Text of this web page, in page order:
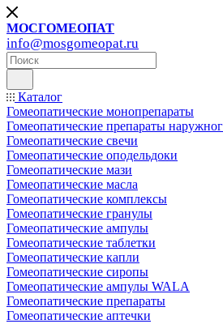
МОСГОМЕОПАТ
info@mosgomeopat.ru
Каталог
Гомеопатические монопрепараты
Гомеопатические препараты
Гомеопатические свечи
Гомеопатические оподельдоки
Гомеопатические мази
Гомеопатические масла
Гомеопатические комплексы
Гомеопатические гранулы
Гомеопатические ампулы
Гомеопатические таблетки
Гомеопатические капли
Гомеопатические сиропы
Гомеопатические ампулы WALA
Гомеопатические препараты
Гомеопатические аптечки